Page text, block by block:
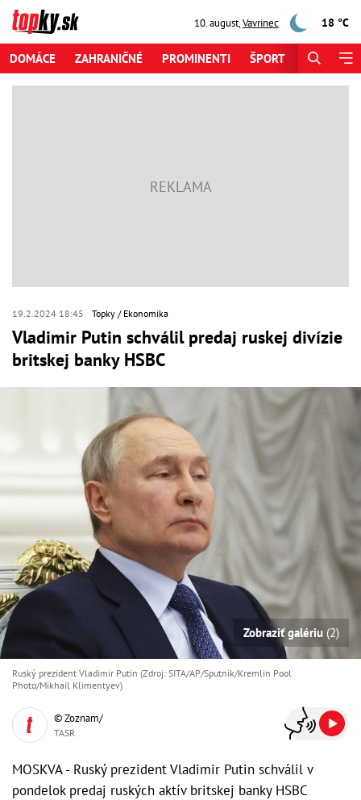
10. august,Vavrinec 18 °C
DOMÁCE ZAHRANIČNÉ PROMINENTI ŠPORT
19.2.2024 18:45 Topky Ekonomika
Vladimir Putin schválil predaj ruskej divízie
britskej banky HSBC
Zobraziť galériu (2)
Ruský prezident Vladimir Putin (Zdroj: SITA/AP/Sputnik/Kremlin Pool
Photo/Mikhail Klimentyev)
© Zoznam/
TASR
MOSKVA - Ruský prezident Vladimir Putin schválil v
pondelok predaj ruských aktív britskej banky HSBC